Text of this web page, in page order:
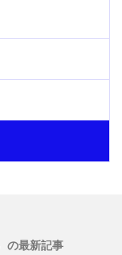
の最新記事